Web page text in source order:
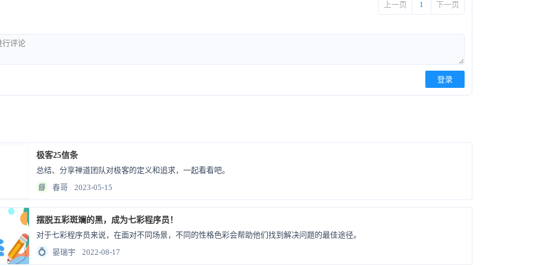
上一页 1 下一页
登录
极客25信条
总结、分享禅道团队对极客的定义和追求，一起看看吧。
📘
春哥 2023-05-15
摆脱五彩斑斓的黑，成为七彩程序员！
对于七彩程序员来说，在面对不同场景，不同的性格色彩会帮助他们找到解决问题的最佳途径。
💍
晏瑞宇 2022-08-17